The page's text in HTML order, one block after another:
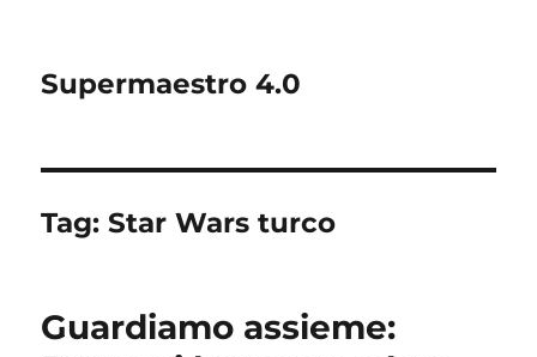
Supermaestro 4.0
Tag:Star Wars turco
Guardiamo assieme: